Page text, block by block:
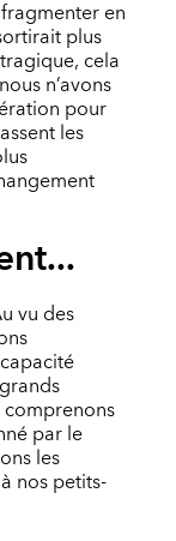
en
plus
cela
n’avons
pour
les
vu des
par le
les
nos petits-